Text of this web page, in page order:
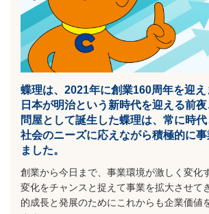
蝶理は、2021年に創業160周年を迎え
日本が明治という新時代を迎える前
問屋として誕生した蝶理は、常に時代
社会のニーズに応えながら積極的に
ました。
創業から今日まで、事業環境が激しく変化
変化をチャンスと捉えて事業を拡大させて
的成長と発展のためにこれからも企業価値